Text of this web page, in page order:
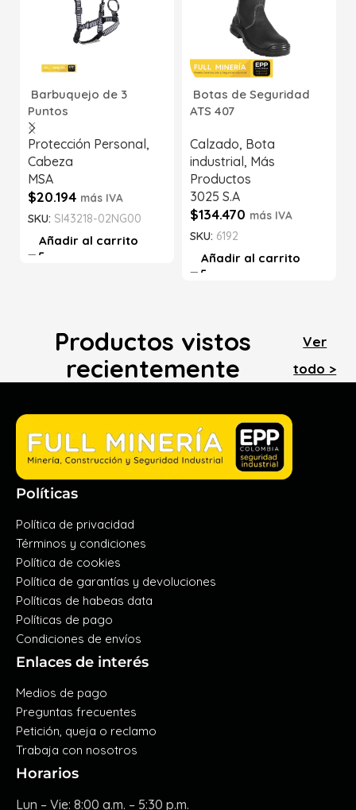
Barbuquejo de 3
Puntos
Protección Personal,
Cabeza
MSA
$20.194 más IVA
SKU: SI43218-02NG00
Añadir al carrito
Botas de Seguridad
ATS 407
Calzado, Bota
industrial, Más
Productos
3025 S.A
$134.470 más IVA
SKU: 6192
Añadir al carrito
Productos vistos
recientemente
Ver
todo >
Políticas
Política de privacidad
Términos y condiciones
Política de cookies
Política de garantías y devoluciones
Políticas de habeas data
Políticas de pago
Condiciones de envíos
Enlaces de interés
Medios de pago
Preguntas frecuentes
Petición, queja o reclamo
Trabaja con nosotros
Horarios
Lun – Vie: 8:00 a.m. – 5:30 p.m.